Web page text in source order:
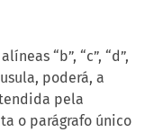
“b”, “c”, “d”,
poderá, a
pela
o parágrafo único